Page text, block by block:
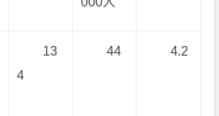
13
4
44 4.2